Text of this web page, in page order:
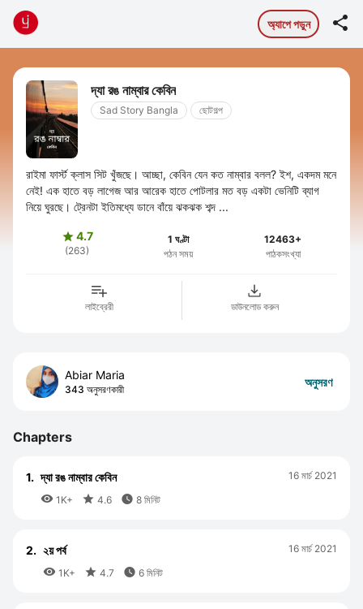
অ্যাপে পড়ুন 
দ্যা রঙ নাম্বার কেবিন
Sad Story Bangla ছোটগল্প
রাইমা ফার্স্ট ক্লাস সিট খুঁজছে। আচ্ছা, কেবিন যেন কত নাম্বার বলল? ইশ, একদম মনে
নেই! এক হাতে বড় লাগেজ আর আরেক হাতে পোটলার মত বড় একটা ভেনিটি ব্যাগ
নিয়ে ঘুরছে। ট্রেনটা ইতিমধ্যে ডানে বাঁয়ে ঝকঝক শব্দ ...
4.7
(263)
1 ঘণ্টা
পঠন সময়
12463+
পাঠকসংখ্যা
লাইব্রেরী ডাউনলোড করুন
Abiar Maria
343 অনুসরণকারী
অনুসরণ
Chapters
1. দ্যা রঙ নাম্বার কেবিন
 1K+  4.6  8 মিনিট
16 মার্চ 2021
2. ২য় পর্ব
 1K+  4.7  6 মিনিট
16 মার্চ 2021